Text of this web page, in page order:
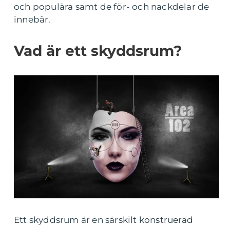
och populära samt de för- och nackdelar de
innebär.
Vad är ett skyddsrum?
Ett skyddsrum är en särskilt konstruerad